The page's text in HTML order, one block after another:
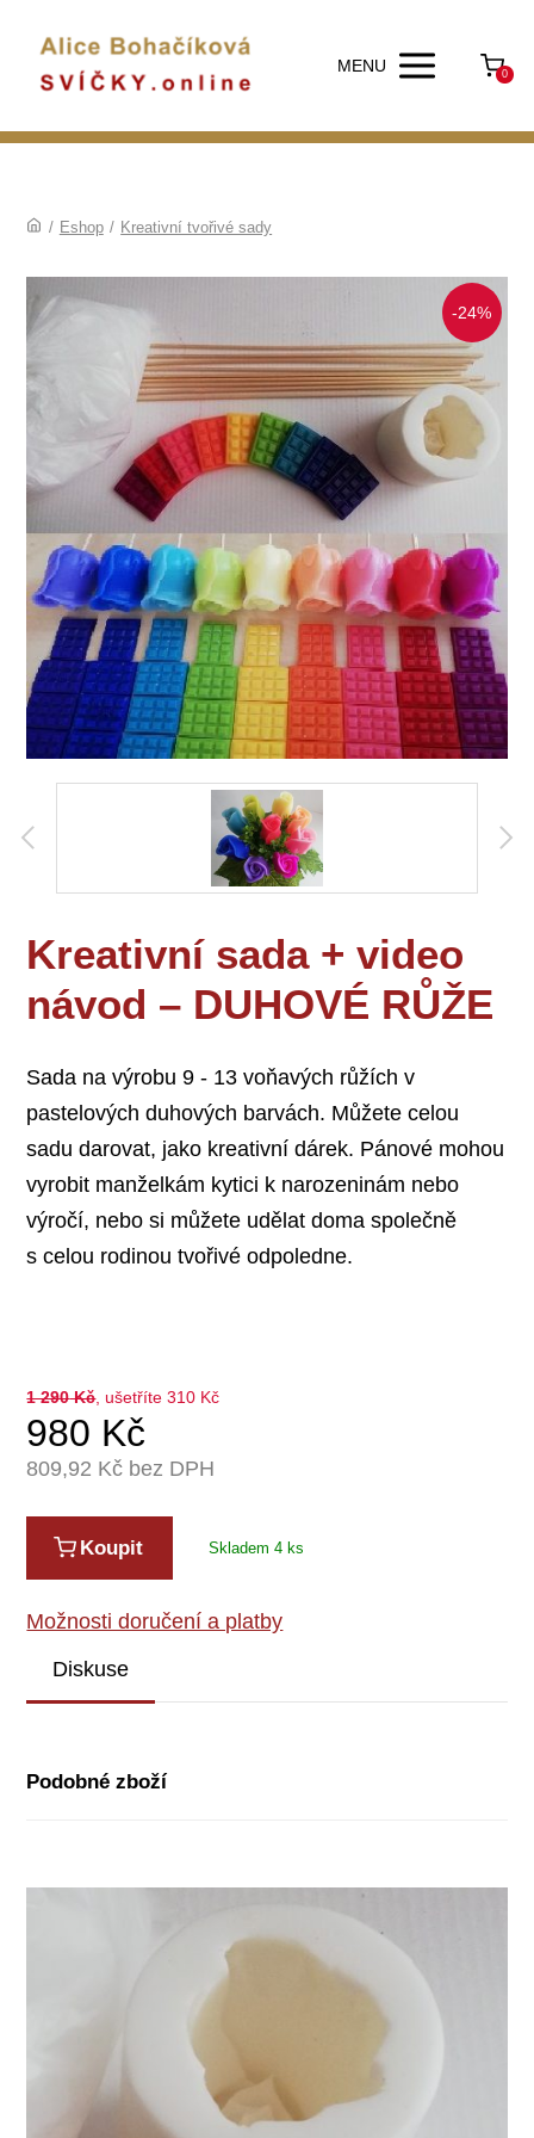
MENU 0
/ Eshop / Kreativní tvořivé sady
-24%
Kreativní sada + video
návod – DUHOVÉ RŮŽE
Sada na výrobu 9 - 13 voňavých růžích v
pastelových duhových barvách. Můžete celou
sadu darovat, jako kreativní dárek. Pánové mohou
vyrobit manželkám kytici k narozeninám nebo
výročí, nebo si můžete udělat doma společně
s celou rodinou tvořivé odpoledne.
1 290Kč, ušetříte 310 Kč
980 Kč
809,92 Kč bez DPH
Koupit Skladem 4 ks
Možnosti doručení a platby
Diskuse
Podobné zboží